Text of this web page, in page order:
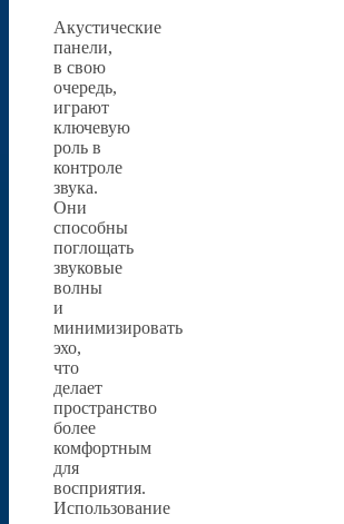
Акустические
панели,
в свою
очередь,
играют
ключевую
роль в
контроле
звука.
Они
способны
поглощать
звуковые
волны
и
минимизировать
эхо,
что
делает
пространство
более
комфортным
для
восприятия.
Использование